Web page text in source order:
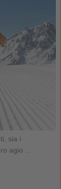
sia i
agio ...